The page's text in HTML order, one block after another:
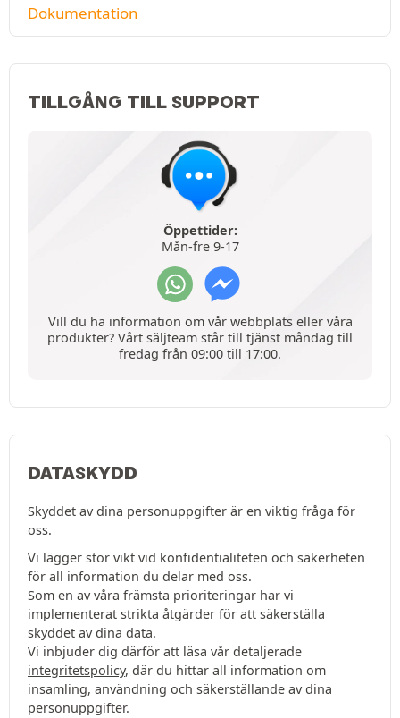
Dokumentation
TILLGÅNG TILL SUPPORT
Öppettider:
Mån-fre 9-17
Vill du ha information om vår webbplats eller våra
produkter? Vårt säljteam står till tjänst måndag till
fredag från 09:00 till 17:00.
DATASKYDD
Skyddet av dina personuppgifter är en viktig fråga för
oss.
Vi lägger stor vikt vid konfidentialiteten och säkerheten
för all information du delar med oss.
Som en av våra främsta prioriteringar har vi
implementerat strikta åtgärder för att säkerställa
skyddet av dina data.
Vi inbjuder dig därför att läsa vår detaljerade
integritetspolicy, där du hittar all information om
insamling, användning och säkerställande av dina
personuppgifter.